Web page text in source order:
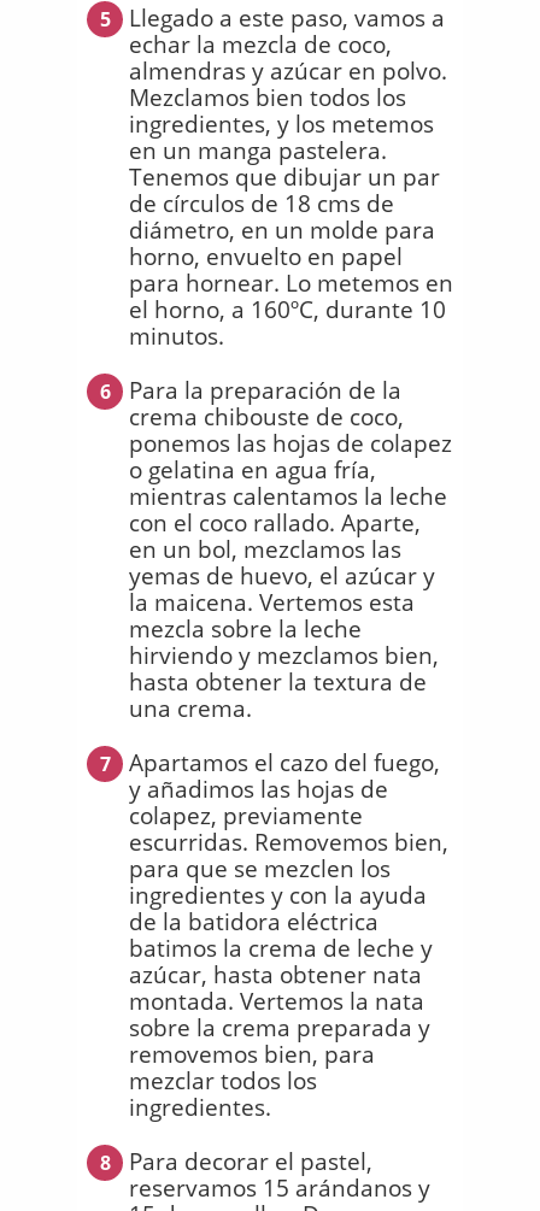
5
Llegado a este paso, vamos a
echar la mezcla de coco,
almendras y azúcar en polvo.
Mezclamos bien todos los
ingredientes, y los metemos
en un manga pastelera.
Tenemos que dibujar un par
de círculos de 18 cms de
diámetro, en un molde para
horno, envuelto en papel
para hornear. Lo metemos en
el horno, a 160ºC, durante 10
minutos.
6
Para la preparación de la
crema chibouste de coco,
ponemos las hojas de colapez
o gelatina en agua fría,
mientras calentamos la leche
con el coco rallado. Aparte,
en un bol, mezclamos las
yemas de huevo, el azúcar y
la maicena. Vertemos esta
mezcla sobre la leche
hirviendo y mezclamos bien,
hasta obtener la textura de
una crema.
7
Apartamos el cazo del fuego,
y añadimos las hojas de
colapez, previamente
escurridas. Removemos bien,
para que se mezclen los
ingredientes y con la ayuda
de la batidora eléctrica
batimos la crema de leche y
azúcar, hasta obtener nata
montada. Vertemos la nata
sobre la crema preparada y
removemos bien, para
mezclar todos los
ingredientes.
8
Para decorar el pastel,
reservamos 15 arándanos y